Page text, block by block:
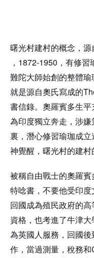
曙光村建村的概念，
，1872-1950 ，有修
難陀大師始創的整體瑜
就是源自奧氏寫成的
書信錄。奧羅賓多生平
為印度獨立奔走，涉
裏，潛心修習瑜珈成
神覺醒，曙光村的建村
被稱自由戰士的奧羅賓
特唸書，不要他受印
回國成為殖民政府的高
資格，也考進了牛津
為英國人服務，回國
作，當過測量，稅務和